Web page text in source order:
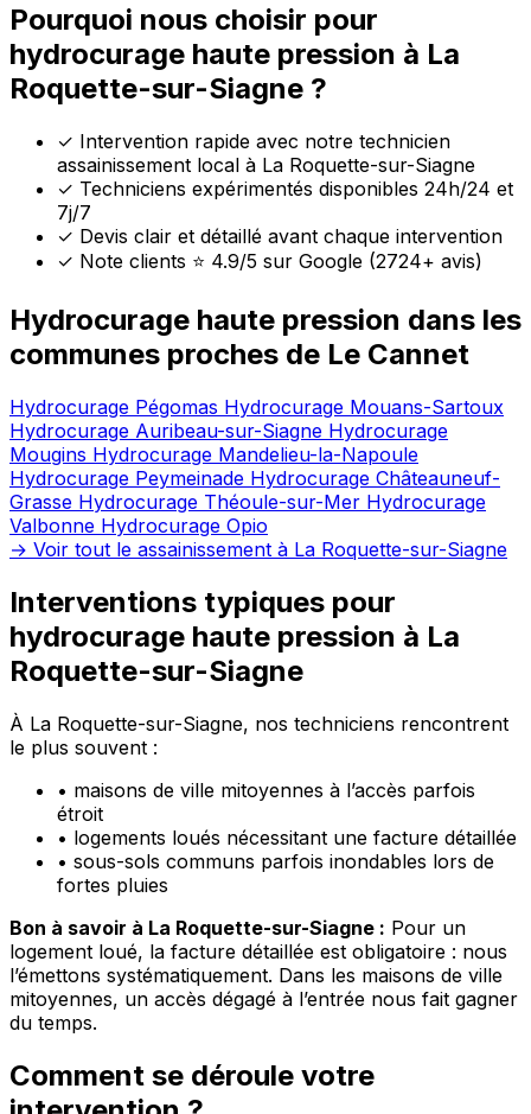
Pourquoi nous choisir pour
hydrocurage haute pression à La
Roquette-sur-Siagne ?
✓ Intervention rapide avec notre technicien
assainissement local à La Roquette-sur-Siagne
✓ Techniciens expérimentés disponibles 24h/24 et
7j/7
✓ Devis clair et détaillé avant chaque intervention
✓ Note clients ⭐ 4.9/5 sur Google (2724+ avis)
Hydrocurage haute pression dans les
communes proches de Le Cannet
Hydrocurage Pégomas Hydrocurage Mouans-Sartoux
Hydrocurage Auribeau-sur-Siagne Hydrocurage
Mougins Hydrocurage Mandelieu-la-Napoule
Hydrocurage Peymeinade Hydrocurage Châteauneuf-
Grasse Hydrocurage Théoule-sur-Mer Hydrocurage
Valbonne Hydrocurage Opio
→ Voir tout le assainissement à La Roquette-sur-Siagne
Interventions typiques pour
hydrocurage haute pression à La
Roquette-sur-Siagne
À La Roquette-sur-Siagne, nos techniciens rencontrent
le plus souvent :
• maisons de ville mitoyennes à l’accès parfois
étroit
• logements loués nécessitant une facture détaillée
• sous-sols communs parfois inondables lors de
fortes pluies
Bon à savoir à La Roquette-sur-Siagne : Pour un
logement loué, la facture détaillée est obligatoire : nous
l’émettons systématiquement. Dans les maisons de ville
mitoyennes, un accès dégagé à l’entrée nous fait gagner
du temps.
Comment se déroule votre